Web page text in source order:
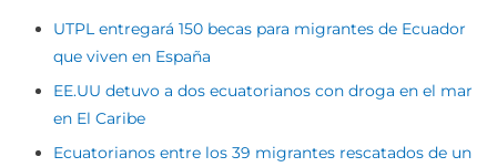
UTPL entregará 150 becas para migrantes de Ecuador
que viven en España
EE.UU detuvo a dos ecuatorianos con droga en el mar
en El Caribe
Ecuatorianos entre los 39 migrantes rescatados de un